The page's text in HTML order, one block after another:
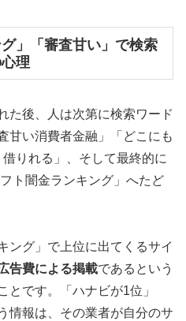
」「審査甘い」で検索
理
た後、人は次第に検索ワード
甘い消費者金融」「どこにも
りれる」、そして最終的に
ト闇金ランキング」へたど
ング」で上位に出てくるサイ
告費による掲載であるという
とです。「ハナビが1位」
情報は、その業者が自分のサ